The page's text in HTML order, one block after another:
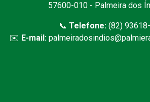
57600-010 - Palmeira dos
📞 Telefone:(82)
✉️ E-mail: